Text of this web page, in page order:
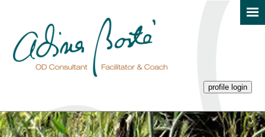
profile login